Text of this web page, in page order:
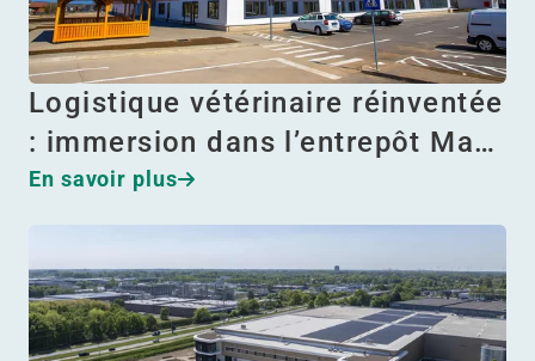
Logistique vétérinaire réinventée
: immersion dans l’entrepôt Ma…
En savoir plus